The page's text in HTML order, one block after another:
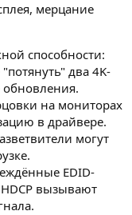
мерцание
способности:
два 4K-
обновления.
на мониторах
в драйвере.
могут
EDID-
вызывают